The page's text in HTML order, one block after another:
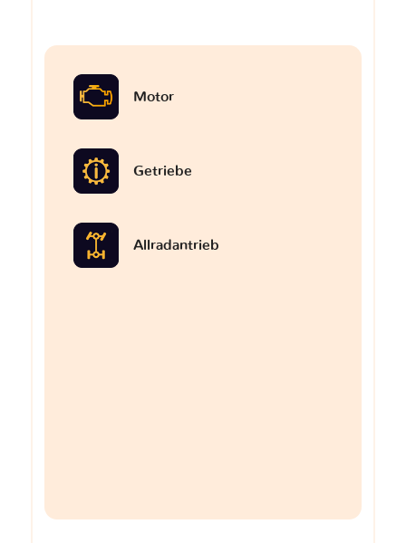
Motor
Getriebe
Allradantrieb